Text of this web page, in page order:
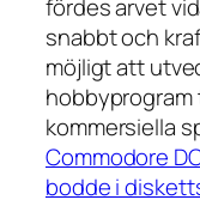
fördes arvet
snabbt och
möjligt att
hobbyprogram
kommersiella
Commodore
bodde i